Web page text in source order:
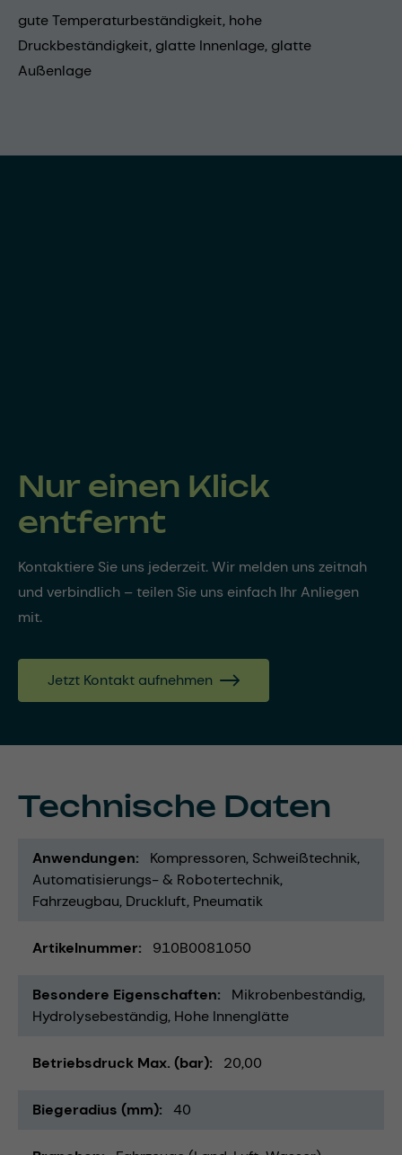
gute Temperaturbeständigkeit, hohe
Druckbeständigkeit, glatte Innenlage, glatte
Außenlage
Nur einen Klick
entfernt
Kontaktiere Sie uns jederzeit. Wir melden uns zeitnah
und verbindlich – teilen Sie uns einfach Ihr Anliegen
mit.
Jetzt Kontakt aufnehmen
Technische Daten
Anwendungen Kompressoren Schweißtechnik
Automatisierungs- & Robotertechnik
Fahrzeugbau Druckluft Pneumatik
Artikelnummer 910B0081050
Besondere Eigenschaften
Mikrobenbeständig
Hydrolysebeständig Hohe Innenglätte
Betriebsdruck Max. (bar) 20,00
Biegeradius (mm) 40